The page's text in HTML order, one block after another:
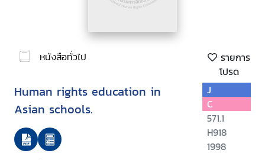
หนังสือทั่วไป
รายการ
โปรด
Human rights education in
Asian schools.
J
C
571.1
H918
1998